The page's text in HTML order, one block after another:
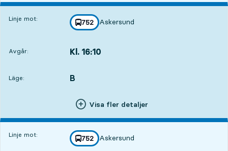
Linje mot: linje
752
mot
Askersund
,
Avgår: Kl. 16:10
Läge:
LÄGE, B
,
Visa fler detaljer
Linje mot: linje
752
mot
Askersund
,